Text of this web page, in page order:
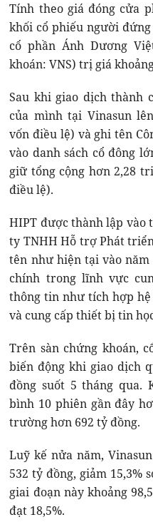
Tính theo giá đóng cửa
khối cổ phiếu người
cổ phần Ánh Dương
khoán: VNS) trị giá
Sau khi giao dịch thành
của mình tại Vinasun
vốn điều lệ) và ghi tên
vào danh sách cổ đông
giữ tổng cộng hơn 2,28
điều lệ).
HIPT được thành lập vào
ty TNHH Hỗ trợ Phát
tên như hiện tại vào năm
chính trong lĩnh vực
thông tin như tích hợp
và cung cấp thiết bị tin
Trên sàn chứng khoán,
biến động khi giao dịch
đồng suốt 5 tháng qua.
bình 10 phiên gần đây
trường hơn 692 tỷ đồng.
Luỹ kế nửa năm,
532 tỷ đồng, giảm 15,3%
giai đoạn này khoảng
đạt 18,5%.